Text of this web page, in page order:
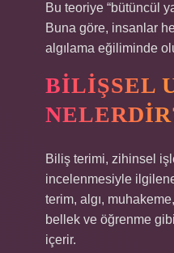
Bu teoriye “bütüncül
Buna göre, insanlar
algılama eğiliminde
BILIŞSEL
Biliş terimi, zihinsel
incelenmesiyle
terim, algı,
bellek ve öğrenme
içerir.